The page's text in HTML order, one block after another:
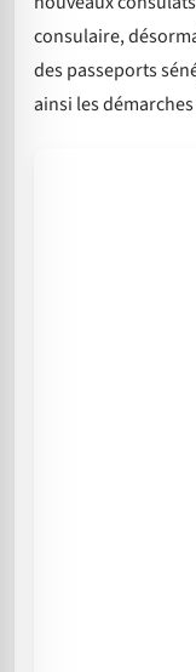
consulaire,
des passeports
ainsi les